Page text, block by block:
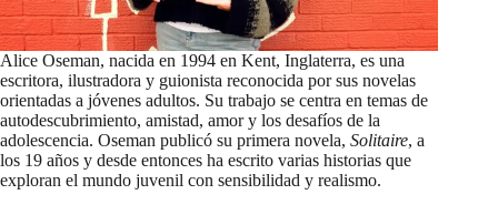
Alice Oseman, nacida en 1994 en Kent, Inglaterra, es una
escritora, ilustradora y guionista reconocida por sus novelas
orientadas a jóvenes adultos. Su trabajo se centra en temas de
autodescubrimiento, amistad, amor y los desafíos de la
adolescencia. Oseman publicó su primera novela, Solitaire, a
los 19 años y desde entonces ha escrito varias historias que
exploran el mundo juvenil con sensibilidad y realismo.